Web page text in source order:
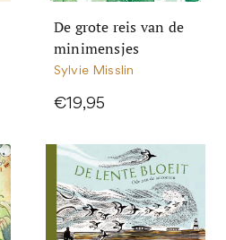
De grote reis van de
minimensjes
Sylvie Misslin
€19,95